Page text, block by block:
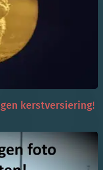
kerstversiering!